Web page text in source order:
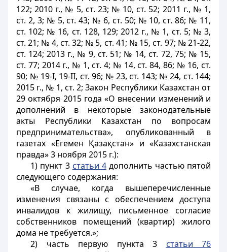
122; 2010 г., № 5, ст. 23; № 10, ст. 52; 2011 г., № 1,
ст. 2, 3; № 5, ст. 43; № 6, ст. 50; № 10, ст. 86; № 11,
ст. 102; № 16, ст. 128, 129; 2012 г., № 1, ст. 5; № 3,
ст. 21; № 4, ст. 32; № 5, ст. 41; № 15, ст. 97; № 21-22,
ст. 124; 2013 г., № 9, ст. 51; № 14, ст. 72, 75; № 15,
ст. 77; 2014 г., № 1, ст. 4; № 14, ст. 84, 86; № 16, ст.
90; № 19-I, 19-II, ст. 96; № 23, ст. 143; № 24, ст. 144;
2015 г., № 1, ст. 2; Закон Республики Казахстан от
29 октября 2015 года «О внесении изменений и
дополнений в некоторые законодательные
акты Республики Казахстан по вопросам
предпринимательства», опубликованный в
газетах «Егемен Қазақстан» и «Казахстанская
правда» 3 ноября 2015 г.):
1) пункт 3 статьи 4дополнить частью пятой
следующего содержания:
«В случае, когда вышеперечисленные
изменения связаны с обеспечением доступа
инвалидов к жилищу, письменное согласие
собственников помещений (квартир) жилого
дома не требуется.»;
2) часть первую пункта 3 статьи 76